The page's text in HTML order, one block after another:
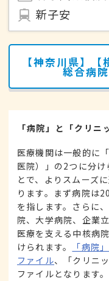
新子安
【神奈川県】
総合病
「病院」と「クリ
医療機関は一般的に
医院）」の2つに分
とで、よりスムーズ
ります。まず病院は
を指します。さらに
院、大学病院、企業
医療を支える中核病
けられます。
「病院
ファイル、「クリニ
ファイルとなります。